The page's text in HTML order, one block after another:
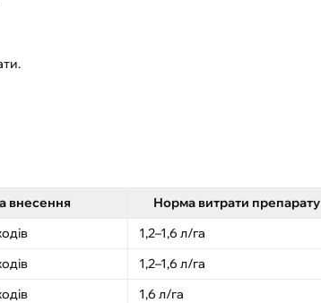
внесення
Норма витрати препарату
1,2–1,6 л/га
1,2–1,6 л/га
1,6 л/га